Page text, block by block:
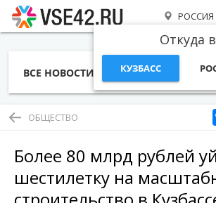
Откуда
КУЗБАСС
ВСЕ НОВОСТИ СТАТЬИ ТЕМЫ
ОБЩЕСТВО
Более 80 млрд рублей
шестилетку на